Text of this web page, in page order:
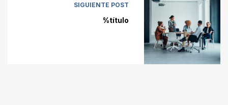
SIGUIENTE POST
%título